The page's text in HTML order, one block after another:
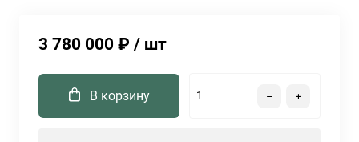
3 780 000 ₽ / шт
В корзину